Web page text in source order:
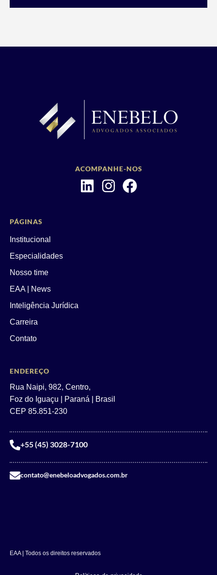
ACOMPANHE-NOS
PÁGINAS
Institucional
Especialidades
Nosso time
EAA | News
Inteligência Jurídica
Carreira
Contato
ENDEREÇO
Rua Naipi, 982, Centro,
Foz do Iguaçu | Paraná | Brasil
CEP 85.851-230
+55 (45) 3028-7100
contato@enebeloadvogados.com.br
EAA | Todos os direitos reservados